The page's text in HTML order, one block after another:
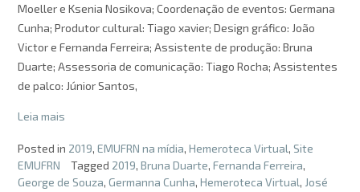
Moeller e Ksenia Nosikova; Coordenação de eventos: Germana
Cunha; Produtor cultural: Tiago xavier; Design gráfico: João
Victor e Fernanda Ferreira; Assistente de produção: Bruna
Duarte; Assessoria de comunicação: Tiago Rocha; Assistentes
de palco: Júnior Santos,
Leia mais
Posted in 2019, EMUFRN na mídia, Hemeroteca Virtual, Site
EMUFRN
Tagged 2019, Bruna Duarte, Fernanda Ferreira,
George de Souza, Germanna Cunha, Hemeroteca Virtual, José